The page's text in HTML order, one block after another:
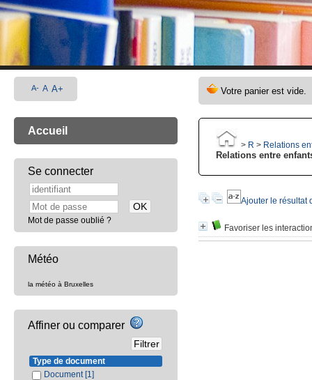
> R > Relations
Relations entre
Ajouter le résultat
Favoriser les
A- A A+
Accueil
Se connecter
Mot de passe oublié ?
Météo
la météo à Bruxelles
Affiner ou comparer
Type de document
Document [1]